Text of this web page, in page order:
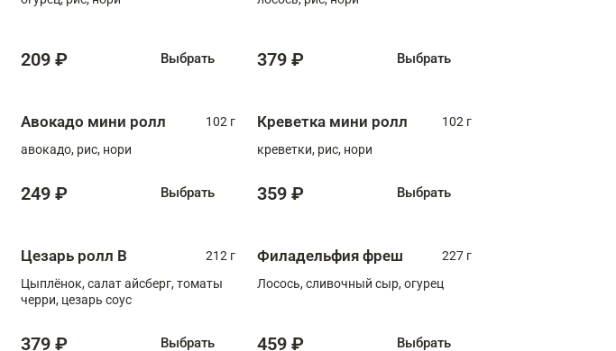
209 ₽ Выбрать 379 ₽ Выбрать
Авокадо мини ролл
102 г
авокадо, рис, нори
249 ₽ Выбрать
Креветка мини ролл
102 г
креветки, рис, нори
359 ₽ Выбрать
Цезарь ролл В
212 г
Цыплёнок, салат айсберг, томаты
черри, цезарь соус
379 ₽ Выбрать
Филадельфия фреш
227 г
Лосось, сливочный сыр, огурец
459 ₽ Выбрать